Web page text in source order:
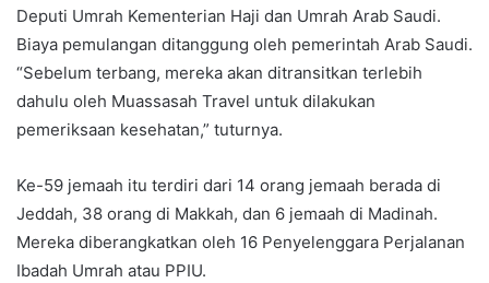
Deputi Umrah Kementerian Haji dan Umrah Arab Saudi.
Biaya pemulangan ditanggung oleh pemerintah Arab Saudi.
“Sebelum terbang, mereka akan ditransitkan terlebih
dahulu oleh Muassasah Travel untuk dilakukan
pemeriksaan kesehatan,” tuturnya.
Ke-59 jemaah itu terdiri dari 14 orang jemaah berada di
Jeddah, 38 orang di Makkah, dan 6 jemaah di Madinah.
Mereka diberangkatkan oleh 16 Penyelenggara Perjalanan
Ibadah Umrah atau PPIU.